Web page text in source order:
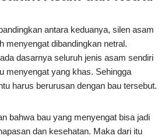
antara keduanya, silen asam
menyengat dibandingkan netral.
dasarnya seluruh jenis asam sendiri
menyengat yang khas. Sehingga
harus berurusan dengan bau tersebut.
bahwa bau yang menyengat bisa jadi
dan kesehatan. Maka dari itu